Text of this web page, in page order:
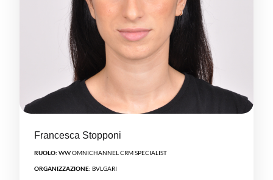
Francesca Stopponi
RUOLO: WW OMNICHANNEL CRM SPECIALIST
ORGANIZZAZIONE: BVLGARI